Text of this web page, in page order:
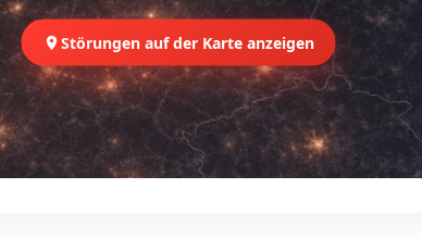
Störungen auf der Karte anzeigen